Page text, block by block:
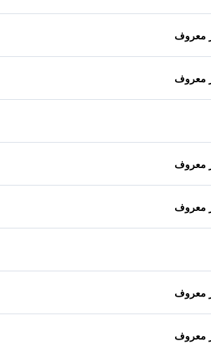
معروف
معروف
معروف
معروف
معروف
معروف